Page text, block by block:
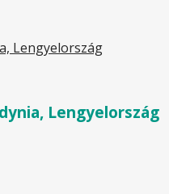
Lengyelország